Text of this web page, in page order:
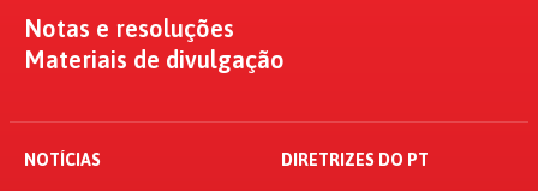
Notas e resoluções
Materiais de divulgação
NOTÍCIAS DIRETRIZES DO PT